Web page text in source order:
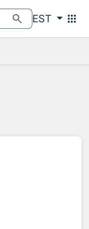
search EST apps